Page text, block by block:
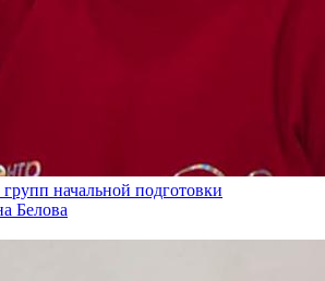
начальной подготовки
Белова